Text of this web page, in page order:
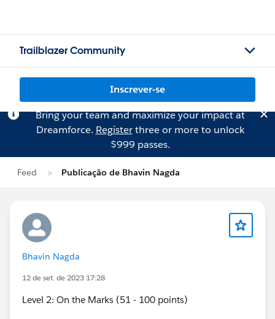
Trailblazer Community
Inscrever-se
Bring your team and maximize your impact at
Dreamforce. Registerthree or more to unlock
$999 passes.
Feed Publicação de Bhavin Nagda
Bhavin Nagda
12 de set. de 2023 17:28
Level 2: On the Marks (51 - 100 points)